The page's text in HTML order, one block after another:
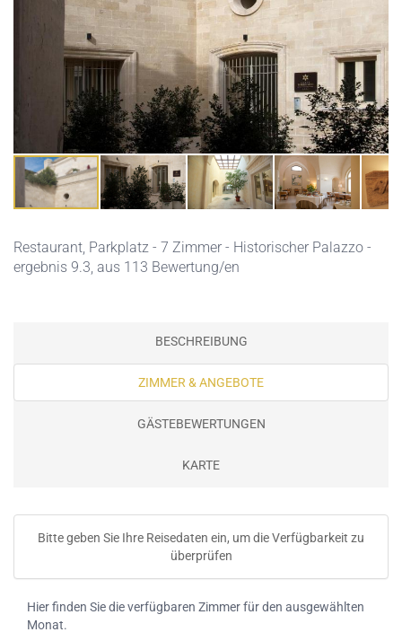
Restaurant, Parkplatz - 7 Zimmer - Historischer Palazzo -
ergebnis 9.3, aus 113 Bewertung/en
BESCHREIBUNG
ZIMMER & ANGEBOTE
GÄSTEBEWERTUNGEN
KARTE
Bitte geben Sie Ihre Reisedaten ein, um die Verfügbarkeit zu
überprüfen
Hier finden Sie die verfügbaren Zimmer für den ausgewählten
Monat.